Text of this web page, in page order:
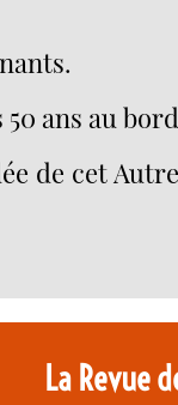
ans au
de cet
La Revue